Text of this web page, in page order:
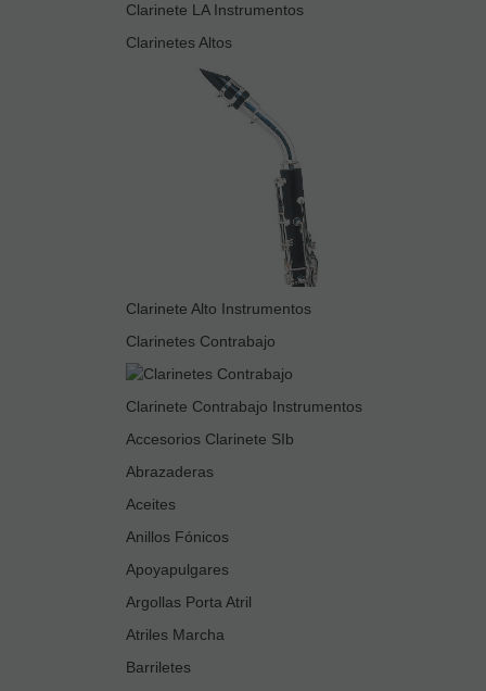
Clarinete LA Instrumentos
Clarinetes Altos
Clarinete Alto Instrumentos
Clarinetes Contrabajo
Clarinete Contrabajo Instrumentos
Accesorios Clarinete SIb
Abrazaderas
Aceites
Anillos Fónicos
Apoyapulgares
Argollas Porta Atril
Atriles Marcha
Barriletes